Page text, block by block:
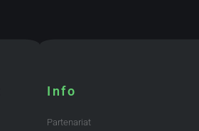
Info
Partenariat